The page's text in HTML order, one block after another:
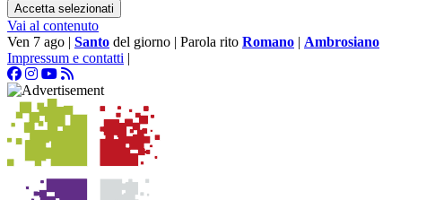
Accetta selezionati
Vai al contenuto
Ven 7 ago | Santo del giorno | Parola rito Romano | Ambrosiano
Impressum e contatti |